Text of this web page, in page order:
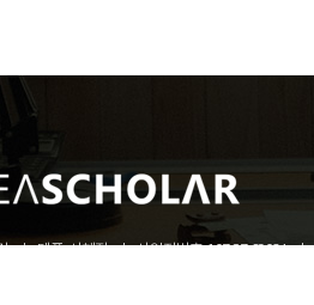
대표: 서혜진 사업자번호: 107-87-69034